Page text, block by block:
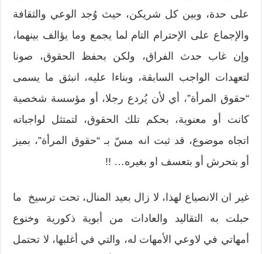
على حدة، وبين كل شريكن، حيث وُجد الوعي والثقافة
والإجماع على الإحترام التام لما يجمع وما يؤالف بينهما،
وإن غاب حدث الفراق، ولكن بحفظ الحقوق، صونا
لتعهدات الواجب السابقة، وبناءا عليه، انبثق ما يسمى
“حقوق المرأة”، أي لأن يُردع رجلا، أو مؤسسة شخصية
كانت أو معنوية، بحكم تلك الحقوق، لتمتثل لواجباته
اتجاه موضوع، قد ثبت انه مسّ بـ “حقوق المرأة”، بميز
أو بتحرش أو بتعسف او بغيره… !!
غير ان الانصياع لهذا، لا زال بعيد المنال، تحت ترسيخ ما
حبلت به التقاليد والعادات من أبوية ذكورية وخنوع
أمهاتي في لاوعي الأمهات له، والتي في أغلبها، لا تحتمل